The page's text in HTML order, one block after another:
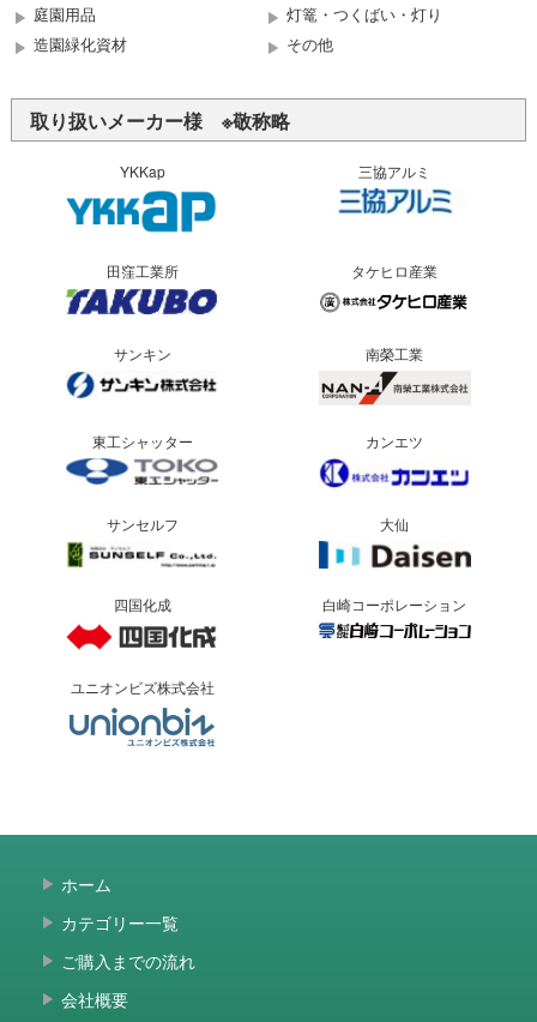
庭園用品
灯篭・つくばい・灯り
造園緑化資材
その他
取り扱いメーカー様 ※敬称略
YKKap 三協アルミ
田窪工業所 タケヒロ産業
サンキン 南榮工業
東工シャッター カンエツ
サンセルフ 大仙
四国化成 白崎コーポレーション
ユニオンビズ株式会社
ホーム
カテゴリー一覧
ご購入までの流れ
会社概要